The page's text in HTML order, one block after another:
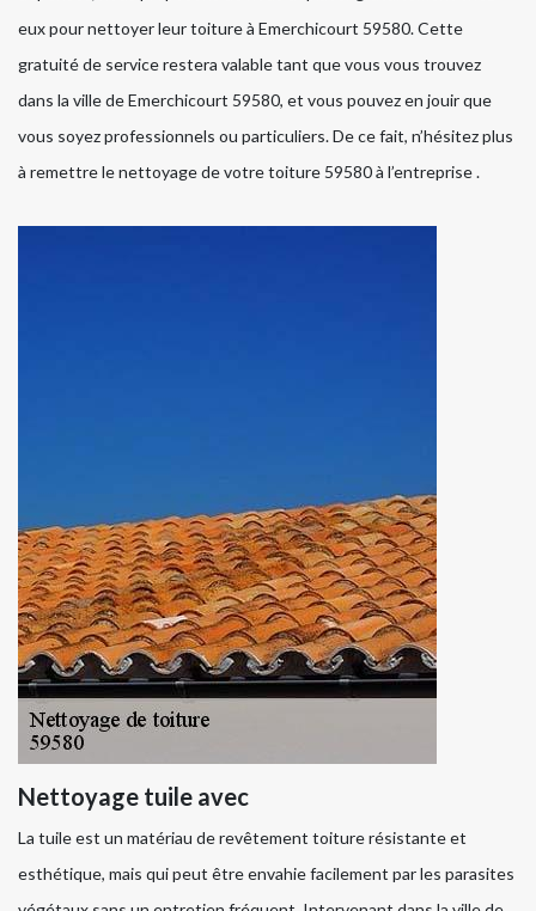
eux pour nettoyer leur toiture à Emerchicourt 59580. Cette
gratuité de service restera valable tant que vous vous trouvez
dans la ville de Emerchicourt 59580, et vous pouvez en jouir que
vous soyez professionnels ou particuliers. De ce fait, n’hésitez plus
à remettre le nettoyage de votre toiture 59580 à l’entreprise .
Nettoyage tuile avec
La tuile est un matériau de revêtement toiture résistante et
esthétique, mais qui peut être envahie facilement par les parasites